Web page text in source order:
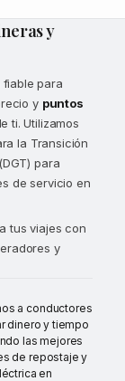
y
para
y puntos
ti. Utilizamos
la Transición
para
de servicio en
tus viajes con
y
a conductores
dinero y tiempo
las mejores
de repostaje y
en